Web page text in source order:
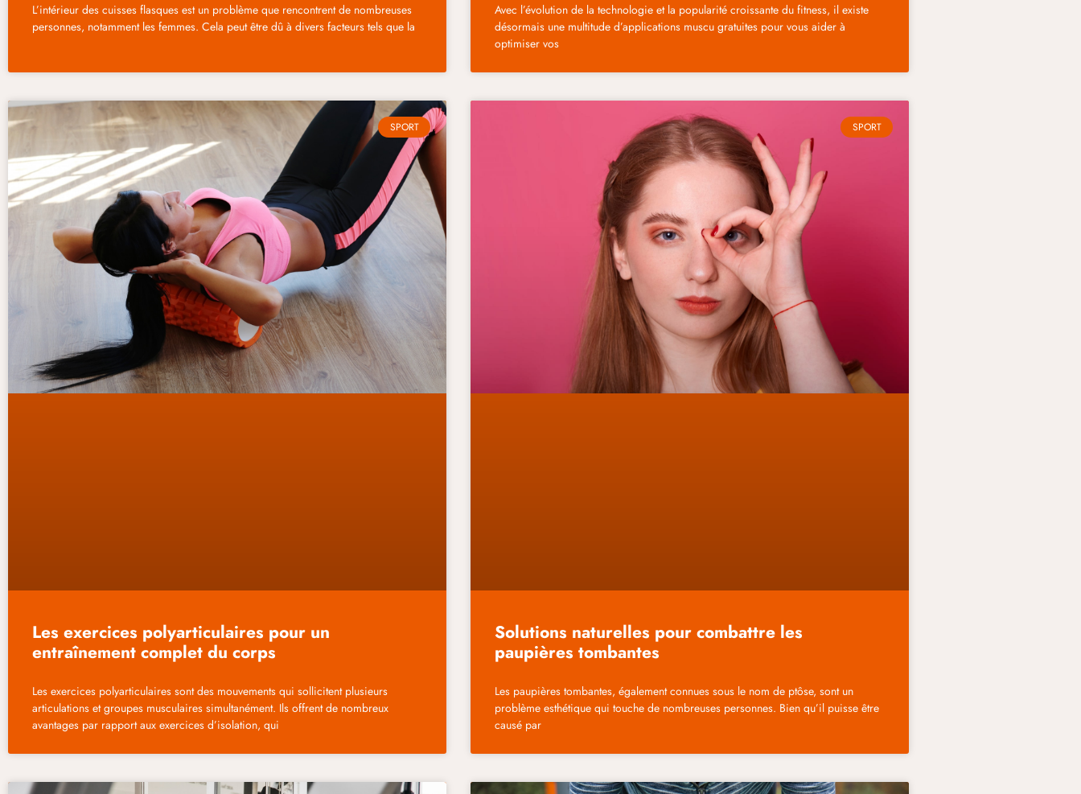
L’intérieur des cuisses flasques est un problème que rencontrent de nombreuses
personnes, notamment les femmes. Cela peut être dû à divers facteurs tels que la
Avec l’évolution de la technologie et la popularité croissante du fitness, il existe
désormais une multitude d’applications muscu gratuites pour vous aider à
optimiser vos
SPORT
Les exercices polyarticulaires pour un
entraînement complet du corps
Les exercices polyarticulaires sont des mouvements qui sollicitent plusieurs
articulations et groupes musculaires simultanément. Ils offrent de nombreux
avantages par rapport aux exercices d’isolation, qui
SPORT
Solutions naturelles pour combattre les
paupières tombantes
Les paupières tombantes, également connues sous le nom de ptôse, sont un
problème esthétique qui touche de nombreuses personnes. Bien qu’il puisse être
causé par